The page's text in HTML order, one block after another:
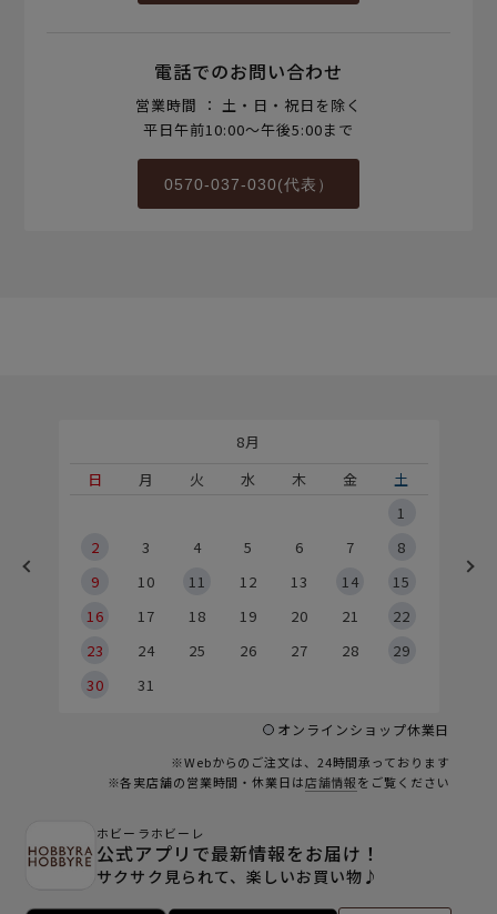
電話でのお問い合わせ
営業時間 ： 土・日・祝日を除く
平日午前10:00～午後5:00まで
0570-037-030(代表）
8月
日
月 火 水 木 金
土
1
2
3 4 5 6 7
8
9
10 11 12 13 14
15
16
17 18 19 20 21
22
23
24 25 26 27 28
29
30
31
オンラインショップ休業日
※Webからのご注文は、24時間承っております
※各実店舗の営業時間・休業日は店舗情報をご覧ください
ホビーラホビーレ
公式アプリで最新情報をお届け！
サクサク見られて、楽しいお買い物♪